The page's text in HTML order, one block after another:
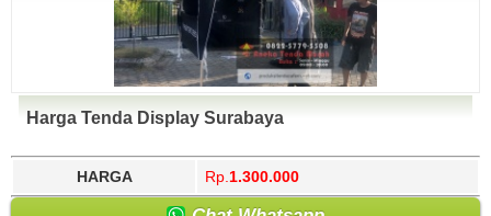
Harga Tenda Display Surabaya
HARGA Rp. 1.300.000